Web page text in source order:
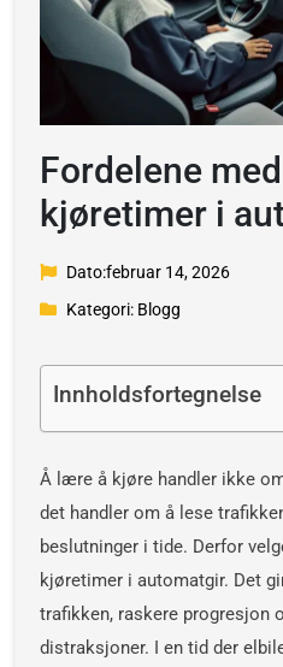
Fordelene
kjøretimer i
Dato:februar 14, 2026
Kategori: Blogg
Innholdsfortegnelse
Å lære å kjøre handler ikke
det handler om å lese
beslutninger i tide. Derfor
kjøretimer i automatgir. Det
trafikken, raskere progresjon
distraksjoner. I en tid der